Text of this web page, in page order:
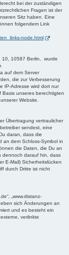
bei der zuständigen
Fragen ist der
Sitz haben. Eine
folgendem Link
node.html
10, 10587 Berlin, wurde
auf dem Server
die zur Verbesserung
IP-Adresse wird dort nur
Basis unseres berechtigten
Website.
Übertragung vertraulicher
sendest, eine
daran, dass die
an dem Schloss-Symbol in
die Daten, die Du an
dennoch darauf hin, dass
E-Mail) Sicherheitslücken
durch Dritte ist nicht
„www.distanz-
sich Änderungen an
und es besteht ein
verlinkte